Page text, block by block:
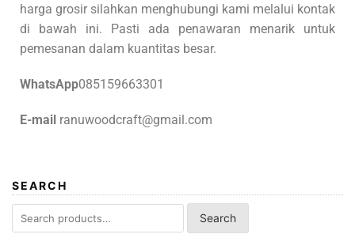
harga grosir silahkan menghubungi kami melalui kontak
di bawah ini. Pasti ada penawaran menarik untuk
pemesanan dalam kuantitas besar.
WhatsApp085159663301
E-mail ranuwoodcraft@gmail.com
SEARCH
Search